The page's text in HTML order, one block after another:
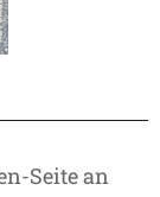
Seite an